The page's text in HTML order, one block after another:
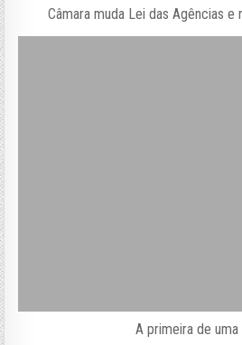
Câmara muda Lei das Agências e
A primeira de uma